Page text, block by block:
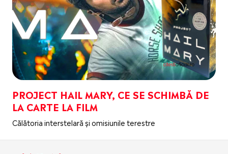
PROJECT HAIL MARY, CE SE SCHIMBĂ DE
LA CARTE LA FILM
Călătoria interstelară și omisiunile terestre